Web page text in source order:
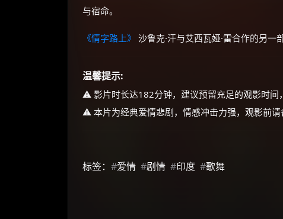
与宿命。
《情字路上》 沙鲁克·汗与艾西瓦娅·雷合作的另一
温馨提示:
⚠️ 影片时长达182分钟，建议预留充足的观影时间
⚠️ 本片为经典爱情悲剧，情感冲击力强，观影前请
标签： #爱情 #剧情 #印度 #歌舞